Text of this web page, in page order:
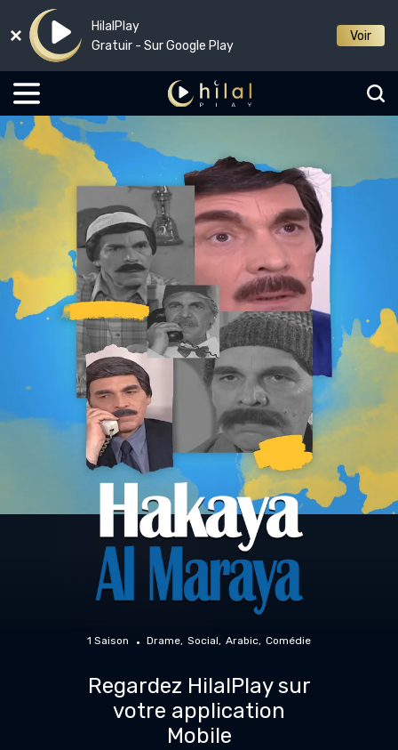
HilalPlay
Gratuir - Sur Google Play
Voir
1 Saison Drame Social Arabic Comédie
Regardez HilalPlay sur
votre application
Mobile